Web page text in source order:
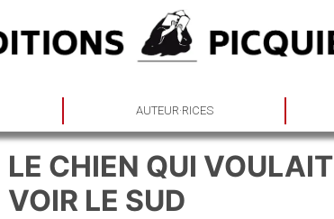
AUTEUR·RICES
LE CHIEN QUI VOULAIT
VOIR LE SUD